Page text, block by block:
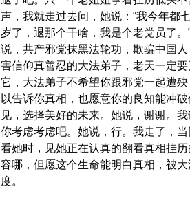
声，我就走过去问，她说：“我今年都
岁了，退那个干啥，我是个老党员了。
说，共产邪党抹黑法轮功，欺骗中国人
害信仰真善忍的大法弟子，老天一定要
它，大法弟子不希望你跟邪党一起遭殃
以告诉你真相，也愿意你的良知能冲破
见，选择美好的未来。她说，谢谢。
你考虑考虑吧。她说，行。我走了，当
看她时，见她正在认真的翻看真相挂历
容哪，但愿这个生命能明白真相，被大
度。